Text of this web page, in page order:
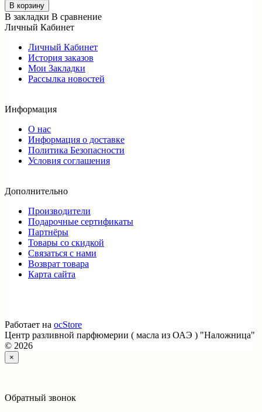
В корзину
В закладки В сравнение
Личный Кабинет
Личный Кабинет
История заказов
Мои Закладки
Рассылка новостей
Информация
О нас
Информация о доставке
Политика Безопасности
Условия соглашения
Дополнительно
Производители
Подарочные сертификаты
Партнёры
Товары со скидкой
Связаться с нами
Возврат товара
Карта сайта
Работает на ocStore
Центр разливной парфюмерии ( масла из ОАЭ ) "Наложница"
© 2026
×
Обратный звонок